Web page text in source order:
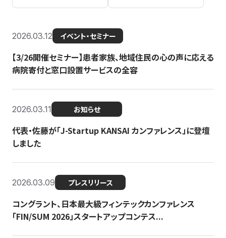
2026.03.12 イベント・セミナー
【3/26開催セミナー】患者家族、地域住民の心の声に応える
病院寄付と窓口設置サービスの全容
2026.03.11 お知らせ
代表・佐藤が「J-Startup KANSAI カンファレンス」に登壇
しました
2026.03.09 プレスリリース
コングラント、日本最大級フィンテックカンファレンス
「FIN/SUM 2026」スタートアップコンテス...